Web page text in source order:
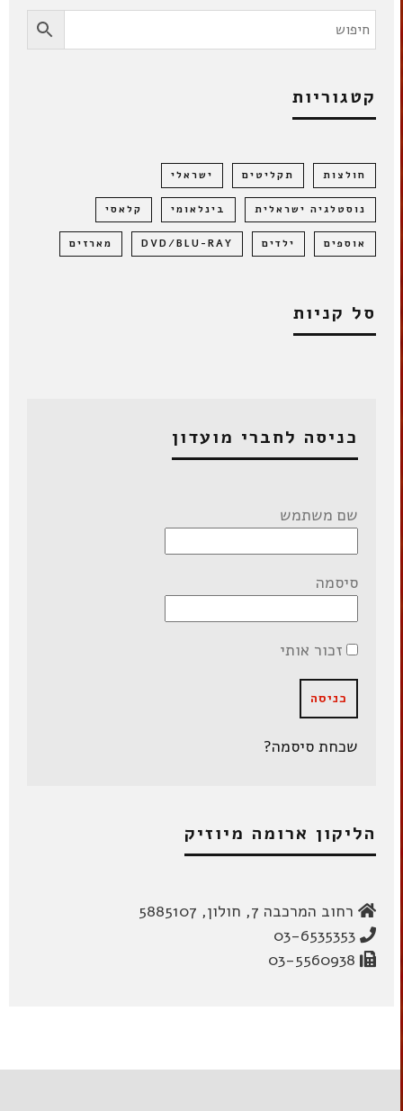
קטגוריות
חולצות תקליטים ישראלי
נוסטלגיה ישראלית בינלאומי קלאסי
אוספים ילדים DVD/BLU-RAY מארזים
סל קניות
כניסה לחברי מועדון
שם משתמש
סיסמה
זכור אותי
שכחת סיסמה?
הליקון ארומה מיוזיק
רחוב המרכבה 7, חולון, 5885107
03-6535353
03-5560938